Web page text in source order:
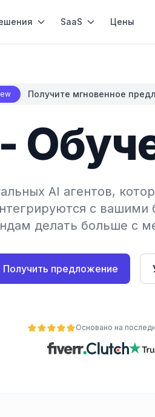
SaaS Цены
Получите мгновенное
AI агентов,
с вашими
делать больше с
Получить предложение
Основано на